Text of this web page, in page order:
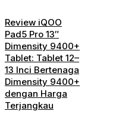
Review iQOO
Pad5 Pro 13″
Dimensity 9400+
Tablet: Tablet 12–
13 Inci Bertenaga
Dimensity 9400+
dengan Harga
Terjangkau